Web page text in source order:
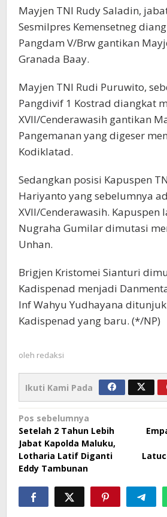
Mayjen TNI Rudy Saladin,
Sesmilpres Kemensetneg
Pangdam V/Brw gantikan
Granada Baay.
Mayjen TNI Rudi Puruwito,
Pangdivif 1 Kostrad diangkat
XVII/Cenderawasih gantikan
Pangemanan yang digeser
Kodiklatad.
Sedangkan posisi Kapuspen
Hariyanto yang sebelumnya
XVII/Cenderawasih. Kapuspen
Nugraha Gumilar dimutasi
Unhan.
Brigjen Kristomei Sianturi
Kadispenad menjadi
Inf Wahyu Yudhayana
Kadispenad yang baru. (*/NP)
oleh redaksi
Ikuti Kami Pada
Navigasi
pos
Pos sebelumnya
Setelah 2 Tahun Lebih
Jabat Kapolda Maluku,
Lotharia Latif Diganti
Eddy Tambunan